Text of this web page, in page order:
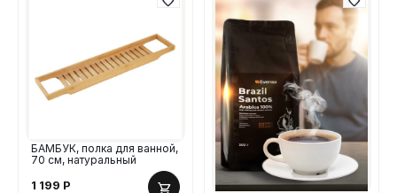
БАМБУК, полка для ванной,
70 см, натуральный
1 199 Р